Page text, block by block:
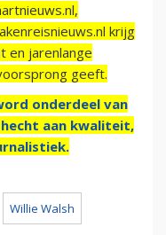
krijg
en jarenlange
geeft.
onderdeel van
hecht aan kwaliteit,
Willie Walsh